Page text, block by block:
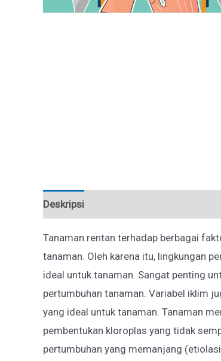
Deskripsi
Tanaman rentan terhadap berbagai
tanaman. Oleh karena itu, lingkungan
ideal untuk tanaman. Sangat penting
pertumbuhan tanaman. Variabel iklim
yang ideal untuk tanaman. Tanaman
pembentukan kloroplas yang tidak
pertumbuhan yang memanjang